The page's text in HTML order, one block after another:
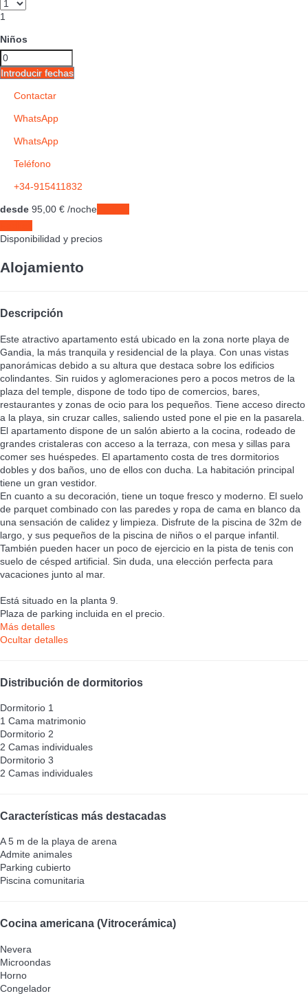
1
Niños
Introducir fechas
Contactar
WhatsApp
WhatsApp
Teléfono
+34-915411832
desde 95, 00 € /noche
Disponibilidad y precios
Alojamiento
Descripción
Este atractivo apartamento está ubicado en la zona norte playa de
Gandia, la más tranquila y residencial de la playa. Con unas vistas
panorámicas debido a su altura que destaca sobre los edificios
colindantes. Sin ruidos y aglomeraciones pero a pocos metros de la
plaza del temple, dispone de todo tipo de comercios, bares,
restaurantes y zonas de ocio para los pequeños. Tiene acceso directo
a la playa, sin cruzar calles, saliendo usted pone el pie en la pasarela.
El apartamento dispone de un salón abierto a la cocina, rodeado de
grandes cristaleras con acceso a la terraza, con mesa y sillas para
comer ses huéspedes. El apartamento costa de tres dormitorios
dobles y dos baños, uno de ellos con ducha. La habitación principal
tiene un gran vestidor.
En cuanto a su decoración, tiene un toque fresco y moderno. El suelo
de parquet combinado con las paredes y ropa de cama en blanco da
una sensación de calidez y limpieza. Disfrute de la piscina de 32m de
largo, y sus pequeños de la piscina de niños o el parque infantil.
También pueden hacer un poco de ejercicio en la pista de tenis con
suelo de césped artificial. Sin duda, una elección perfecta para
vacaciones junto al mar.
Está situado en la planta 9.
Plaza de parking incluida en el precio.
Más detalles
Ocultar detalles
Distribución de dormitorios
Dormitorio 1
1 Cama matrimonio
Dormitorio 2
2 Camas individuales
Dormitorio 3
2 Camas individuales
Características más destacadas
A 5 m de la playa de arena
Admite animales
Parking cubierto
Piscina comunitaria
Cocina americana (Vitrocerámica)
Nevera
Microondas
Horno
Congelador